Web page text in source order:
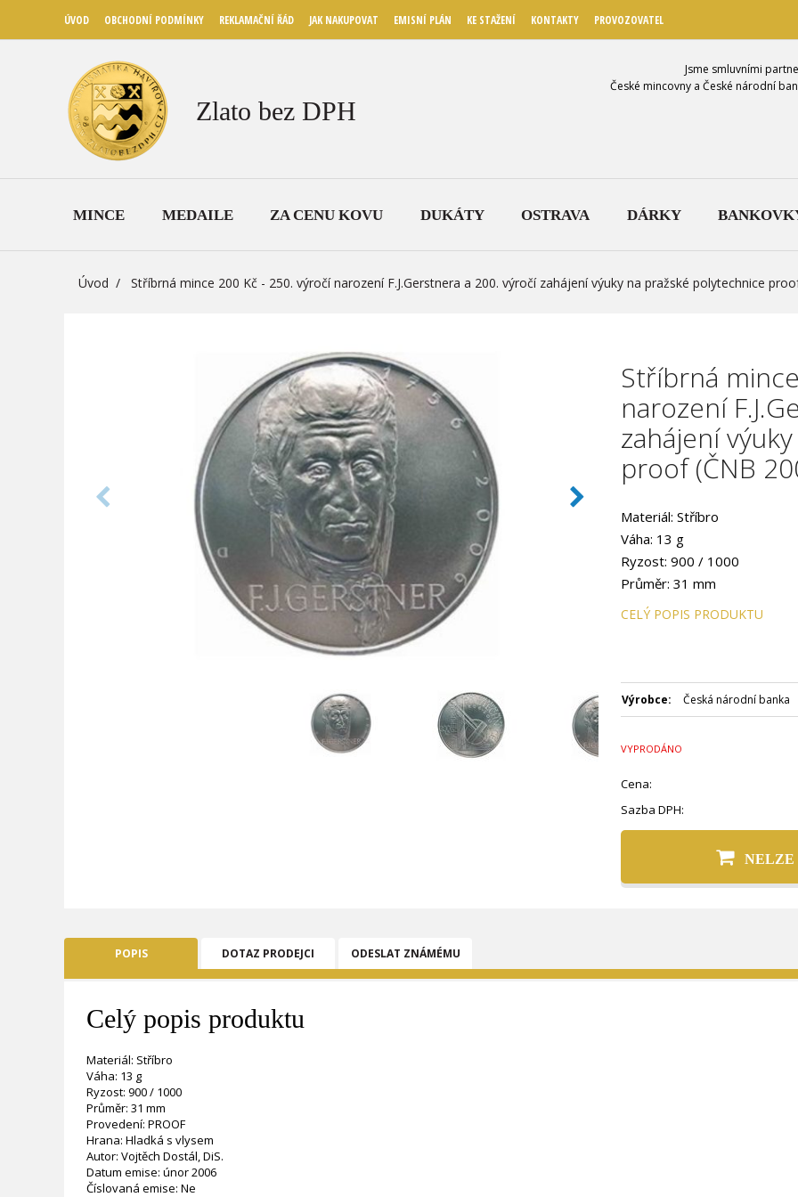
ÚVOD OBCHODNÍ PODMÍNKY REKLAMAČNÍ ŘÁD JAK NAKUPOVAT EMISNÍ PLÁN KE STAŽENÍ KONTAKTY PROVOZOVATEL
Zlato bez DPH
Jsme smluvními
České mincovny a České národní
MINCE MEDAILE ZA CENU KOVU DUKÁTY OSTRAVA DÁRKY
Úvod Stříbrná mince 200 Kč - 250. výročí narození F.J.Gerstnera a 200. výročí zahájení výuky na pražské polytechnice
Stříbrná
narození
zahájení
proof (ČNB
Materiál: Stříbro
Váha: 13 g
Ryzost: 900 / 1000
Průměr: 31 mm
Provedení: PROOF
Číslovaná emise: Ne
Certifikát: Ano
Balení kapsle: Modrá
Emitent: Česká národní
CELÝ POPIS PRODUKTU
Výrobce: Česká národní banka
VYPRODÁNO
Cena:
Sazba DPH:
NELZE
POPIS DOTAZ PRODEJCI ODESLAT ZNÁMÉMU
Celý popis produktu
Materiál: Stříbro
Váha: 13 g
Ryzost: 900 / 1000
Průměr: 31 mm
Provedení: PROOF
Hrana: Hladká s vlysem
Autor: Vojtěch Dostál, DiS.
Datum emise: únor 2006
Číslovaná emise: Ne